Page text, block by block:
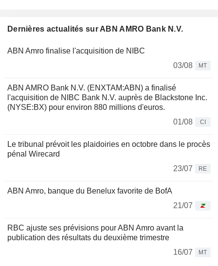
Dernières actualités sur ABN AMRO Bank N.V.
ABN Amro finalise l'acquisition de NIBC
03/08
MT
ABN AMRO Bank N.V. (ENXTAM:ABN) a finalisé
l'acquisition de NIBC Bank N.V. auprès de Blackstone Inc.
(NYSE:BX) pour environ 880 millions d'euros.
01/08
CI
Le tribunal prévoit les plaidoiries en octobre dans le procès
pénal Wirecard
23/07
RE
ABN Amro, banque du Benelux favorite de BofA
21/07
RBC ajuste ses prévisions pour ABN Amro avant la
publication des résultats du deuxième trimestre
16/07
MT